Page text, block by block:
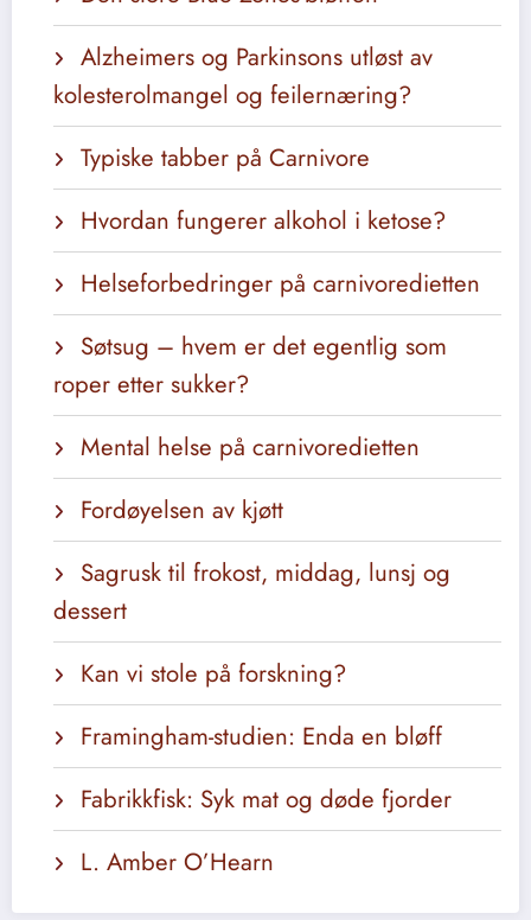
Alzheimers og Parkinsons utløst av
kolesterolmangel og feilernæring?
Typiske tabber på Carnivore
Hvordan fungerer alkohol i ketose?
Helseforbedringer på carnivoredietten
Søtsug – hvem er det egentlig som
roper etter sukker?
Mental helse på carnivoredietten
Fordøyelsen av kjøtt
Sagrusk til frokost, middag, lunsj og
dessert
Kan vi stole på forskning?
Framingham-studien: Enda en bløff
Fabrikkfisk: Syk mat og døde fjorder
L. Amber O’Hearn